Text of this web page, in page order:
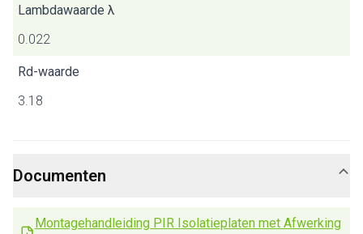
Lambdawaarde λ
0.022
Rd-waarde
3.18
Documenten
Montagehandleiding PIR Isolatieplaten met Afwerking